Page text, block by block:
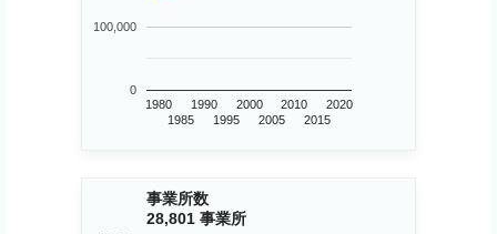
1980
1985
1990
1995
2000
2005
2010
2015
2020
0
100,000
事業所数
28,801 事業所